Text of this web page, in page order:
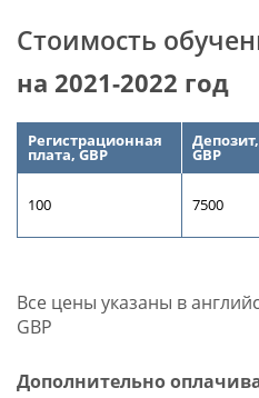
Стоимость
на 2021-2022 год
Регистрационная
плата, GBP
Депозит,
GBP
100 7500
Все цены указаны в
GBP
Дополнительно